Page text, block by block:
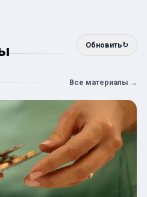
Обновить↻
Все материалы →